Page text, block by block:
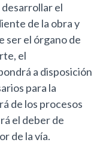
el
de la obra y
ser el órgano de
el
a disposición
para la
de los procesos
el deber de
de la vía.